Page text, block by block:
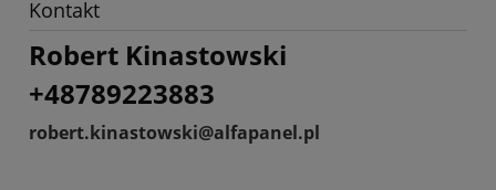
Kontakt
Robert Kinastowski
+48789223883
robert.kinastowski@alfapanel.pl